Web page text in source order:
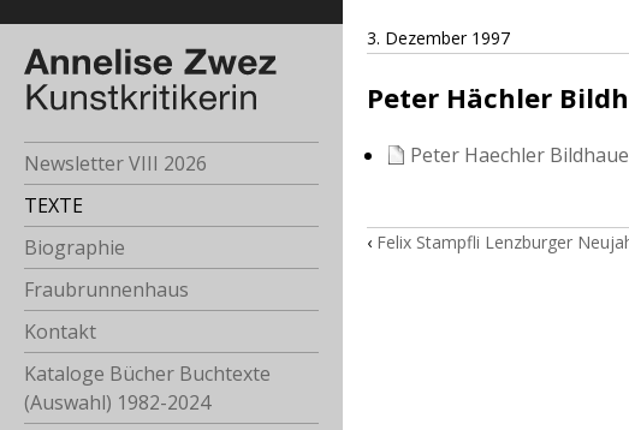
Newsletter VIII 2026
TEXTE
Biographie
Fraubrunnenhaus
Kontakt
Kataloge Bücher Buchtexte
(Auswahl) 1982-2024
3. Dezember 1997
Peter Hächler
Peter Haechler
‹ Felix Stampfli Lenzburger